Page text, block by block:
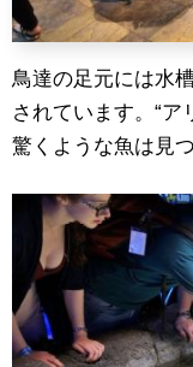
鳥達の足元には水
されています。“ア
驚くような魚は見つ